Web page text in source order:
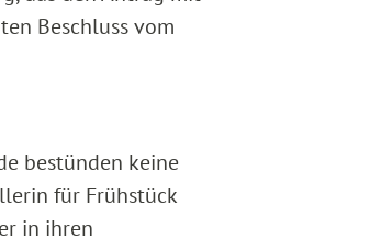
Beschluss vom
bestünden keine
für Frühstück
in ihren